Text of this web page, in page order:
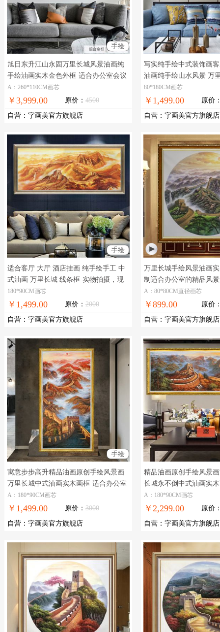
手绘
旭日东升江山永固万里长城风景油画纯
手绘油画实木金色外框 适合办公室会议
室大幅长城风景油画纯手绘油画
A：260*110CM画芯
￥3,999.00 原价： 4500
自营 ： 字画美官方旗舰店
写实纯手绘中式装饰画
油画纯手绘山水风景 万
风景，现货图片，在线
80*180CM画芯
￥1,499.00 原价
自营 ： 字画美官方旗舰店
手绘
适合客厅 大厅 酒店挂画 纯手绘手工 中
式油画 万里长城 线条框 实物拍摄，现
货图片，在线支付，全国免邮
180*90CM画芯
￥1,499.00 原价： 2000
自营 ： 字画美官方旗舰店
万里长城手绘风景油画
制适合办公室的精品风
油画日出万里长城油画
A：80*80CM直径画芯
￥899.00 原价
自营 ： 字画美官方旗舰店
手绘
寓意步步高升精品油画原创手绘风景画
万里长城中式油画实木画框 适合办公室
会议室走廊的挂画
A：180*90CM画芯
￥1,499.00 原价： 3000
自营 ： 字画美官方旗舰店
精品油画原创手绘风景
长城永不倒中式油画实
精品手绘油画
A：180*90CM画芯
￥2,299.00 原价
自营 ： 字画美官方旗舰店